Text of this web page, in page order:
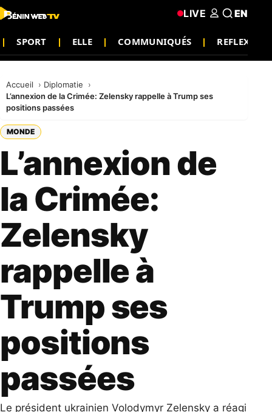
SPORT ELLE COMMUNIQUÉS REFLEXION
LIVE EN
Accueil
Diplomatie
L’annexion de la Crimée: Zelensky rappelle à Trump ses
positions passées
MONDE
L’annexion de
la Crimée:
Zelensky
rappelle à
Trump ses
positions
passées
Le président ukrainien Volodymyr Zelensky a réagi